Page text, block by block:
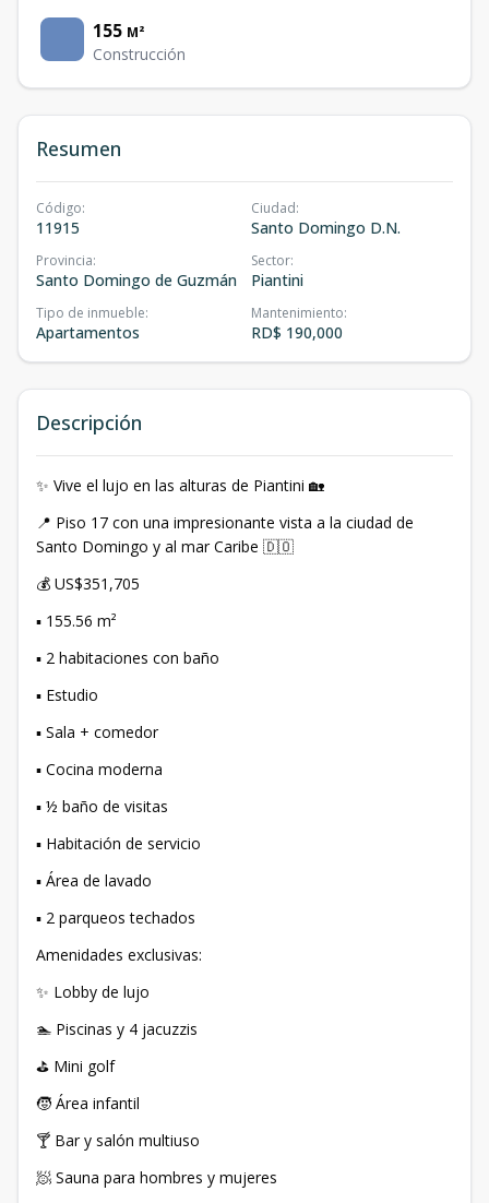
155 M²
Construcción
Resumen
Código:
11915
Ciudad:
Santo Domingo D.N.
Provincia:
Santo Domingo de Guzmán
Sector:
Piantini
Tipo de inmueble:
Apartamentos
Mantenimiento:
RD$ 190,000
Descripción
✨ Vive el lujo en las alturas de Piantini 🏡
📍 Piso 17 con una impresionante vista a la ciudad de
Santo Domingo y al mar Caribe 🇩🇴
💰 US$351,705
▪️ 155.56 m²
▪️ 2 habitaciones con baño
▪️ Estudio
▪️ Sala + comedor
▪️ Cocina moderna
▪️ ½ baño de visitas
▪️ Habitación de servicio
▪️ Área de lavado
▪️ 2 parqueos techados
Amenidades exclusivas:
✨ Lobby de lujo
🏊 Piscinas y 4 jacuzzis
⛳ Mini golf
🧒 Área infantil
🍸 Bar y salón multiuso
🧖 Sauna para hombres y mujeres